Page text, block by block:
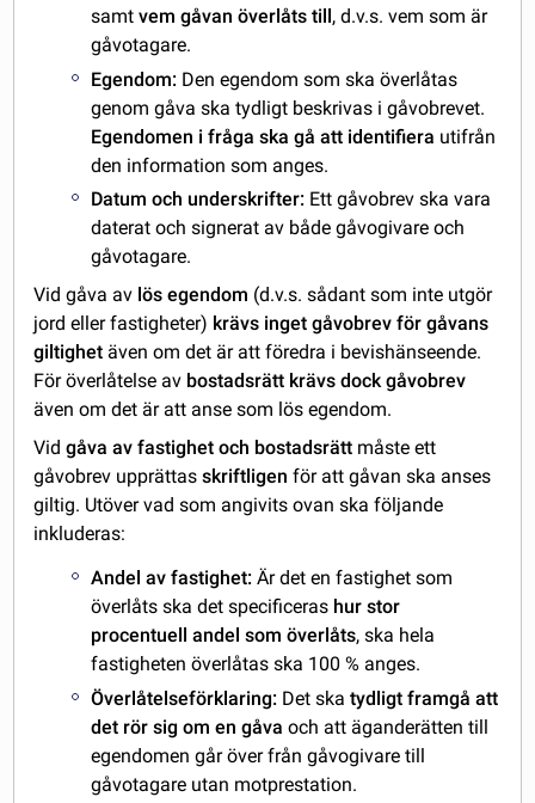
samtvem gåvan överlåts till, d.v.s. vem som är
gåvotagare.
Egendom: Den egendom som ska överlåtas
genom gåva ska tydligt beskrivas i gåvobrevet.
Egendomen i fråga ska gå att identifiera utifrån
den information som anges.
Datum och underskrifter: Ett gåvobrev ska vara
daterat och signerat av både gåvogivare och
gåvotagare.
Vid gåva av lös egendom (d.v.s. sådant som inte utgör
jord eller fastigheter) krävs inget gåvobrev för gåvans
giltighet även om det är att föredra i bevishänseende.
För överlåtelse av bostadsrätt krävs dock gåvobrev
även om det är att anse som lös egendom.
Vidgåva av fastighet och bostadsrätt måste ett
gåvobrev upprättasskriftligen för att gåvan ska anses
giltig. Utöver vad som angivits ovan ska följande
inkluderas:
Andel av fastighet:Är det en fastighet som
överlåts ska det specificeras hur stor
procentuell andel som överlåts, ska hela
fastigheten överlåtas ska 100 % anges.
Överlåtelseförklaring: Det skatydligt framgå att
det rör sig om en gåva och att äganderätten till
egendomen går över från gåvogivare till
gåvotagare utan motprestation.